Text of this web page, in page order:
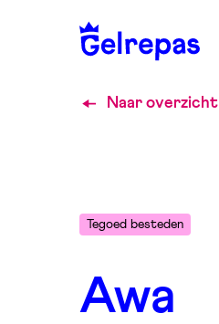
Naar overzicht
Tegoed besteden
Awa